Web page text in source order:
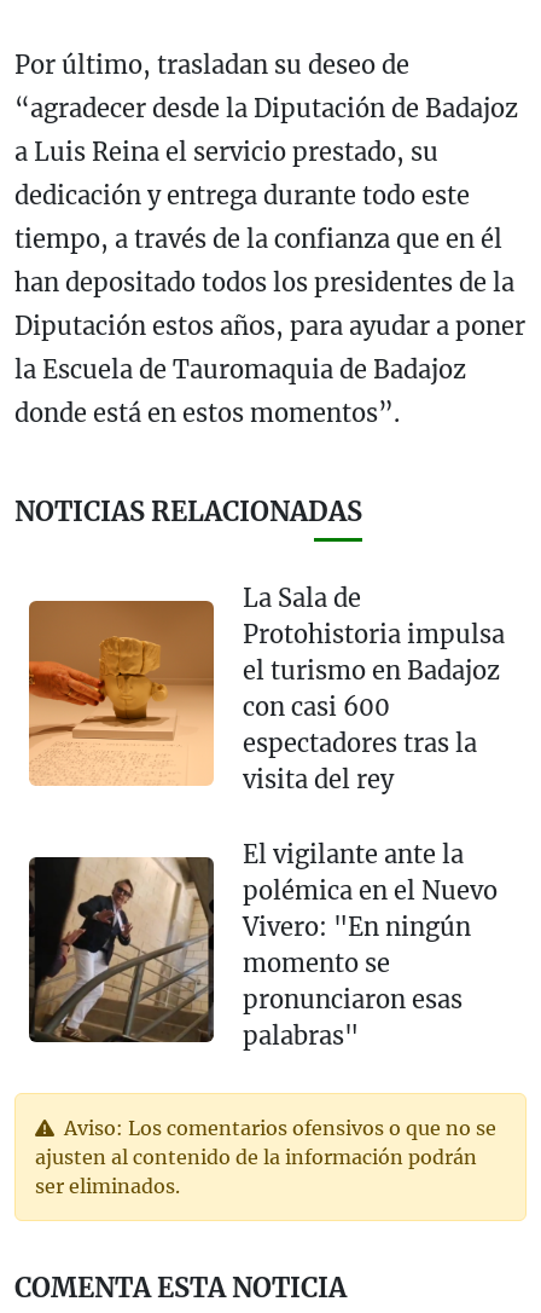
Por último, trasladan su deseo de
“agradecer desde la Diputación de Badajoz
a Luis Reina el servicio prestado, su
dedicación y entrega durante todo este
tiempo, a través de la confianza que en él
han depositado todos los presidentes de la
Diputación estos años, para ayudar a poner
la Escuela de Tauromaquia de Badajoz
donde está en estos momentos”.
NOTICIAS RELACIONADAS
La Sala de
Protohistoria impulsa
el turismo en Badajoz
con casi 600
espectadores tras la
visita del rey
El vigilante ante la
polémica en el Nuevo
Vivero: "En ningún
momento se
pronunciaron esas
palabras"
Aviso: Los comentarios ofensivos o que no se
ajusten al contenido de la información podrán
ser eliminados.
COMENTA ESTA NOTICIA